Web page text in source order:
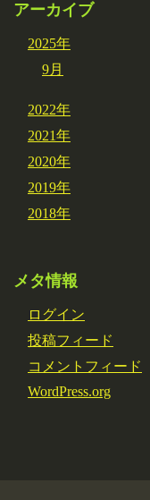
アーカイブ
2025年
9月
2022年
2021年
2020年
2019年
2018年
メタ情報
ログイン
投稿フィード
コメントフィード
WordPress.org